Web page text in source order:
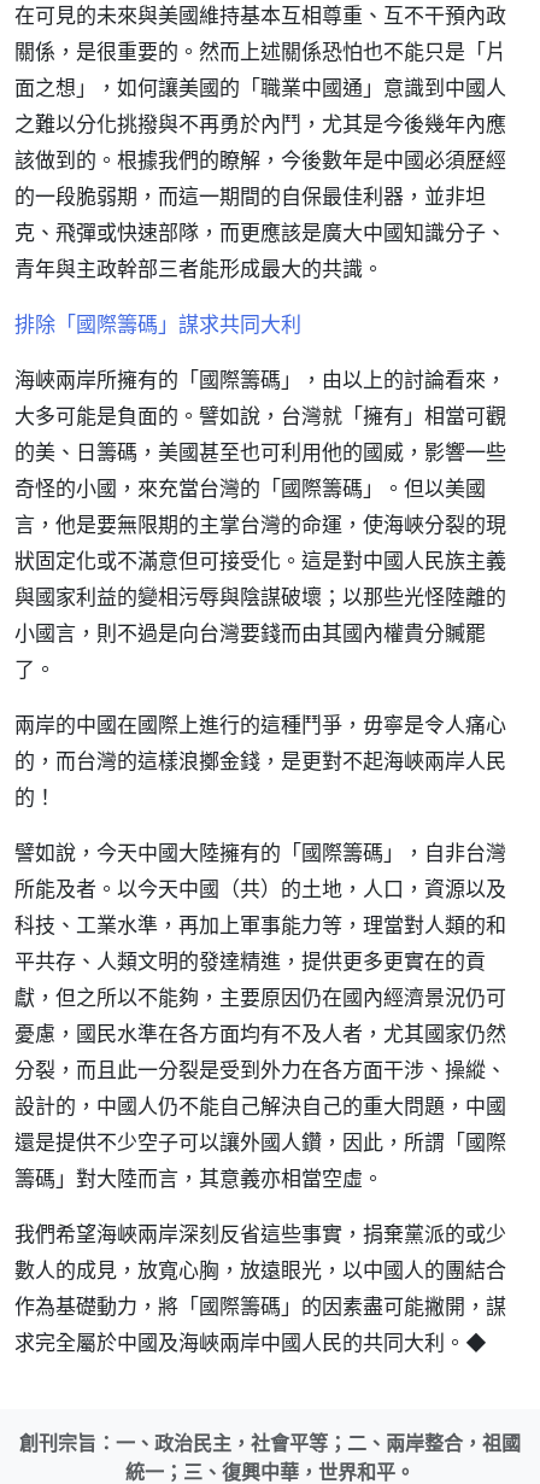
在可見的未來與美國維持基本互相尊重、互不干預內政
關係，是很重要的。然而上述關係恐怕也不能只是「片
面之想」，如何讓美國的「職業中國通」意識到中國人
之難以分化挑撥與不再勇於內鬥，尤其是今後幾年內應
該做到的。根據我們的瞭解，今後數年是中國必須歷經
的一段脆弱期，而這一期間的自保最佳利器，並非坦
克、飛彈或快速部隊，而更應該是廣大中國知識分子、
青年與主政幹部三者能形成最大的共識。
排除「國際籌碼」謀求共同大利
海峽兩岸所擁有的「國際籌碼」，由以上的討論看來，
大多可能是負面的。譬如說，台灣就「擁有」相當可觀
的美、日籌碼，美國甚至也可利用他的國威，影響一些
奇怪的小國，來充當台灣的「國際籌碼」。但以美國
言，他是要無限期的主掌台灣的命運，使海峽分裂的現
狀固定化或不滿意但可接受化。這是對中國人民族主義
與國家利益的變相污辱與陰謀破壞；以那些光怪陸離的
小國言，則不過是向台灣要錢而由其國內權貴分贓罷
了。
兩岸的中國在國際上進行的這種鬥爭，毋寧是令人痛心
的，而台灣的這樣浪擲金錢，是更對不起海峽兩岸人民
的！
譬如說，今天中國大陸擁有的「國際籌碼」，自非台灣
所能及者。以今天中國（共）的土地，人口，資源以及
科技、工業水準，再加上軍事能力等，理當對人類的和
平共存、人類文明的發達精進，提供更多更實在的貢
獻，但之所以不能夠，主要原因仍在國內經濟景況仍可
憂慮，國民水準在各方面均有不及人者，尤其國家仍然
分裂，而且此一分裂是受到外力在各方面干涉、操縱、
設計的，中國人仍不能自己解決自己的重大問題，中國
還是提供不少空子可以讓外國人鑽，因此，所謂「國際
籌碼」對大陸而言，其意義亦相當空虛。
我們希望海峽兩岸深刻反省這些事實，捐棄黨派的或少
數人的成見，放寬心胸，放遠眼光，以中國人的團結合
作為基礎動力，將「國際籌碼」的因素盡可能撇開，謀
求完全屬於中國及海峽兩岸中國人民的共同大利。◆
創刊宗旨：一、政治民主，社會平等；二、兩岸整合，祖國
統一；三、復興中華，世界和平。